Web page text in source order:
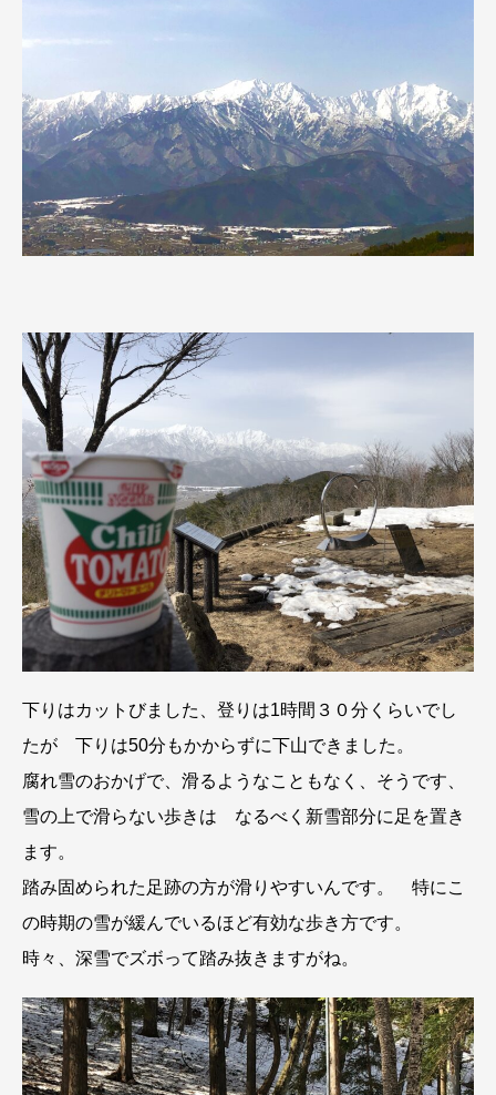
下りはカットびました、登りは1時間３０分くらいでし
たが 下りは50分もかからずに下山できました。
腐れ雪のおかげで、滑るようなこともなく、そうです、
雪の上で滑らない歩きは なるべく新雪部分に足を置き
ます。
踏み固められた足跡の方が滑りやすいんです。 特にこ
の時期の雪が緩んでいるほど有効な歩き方です。
時々、深雪でズボって踏み抜きますがね。